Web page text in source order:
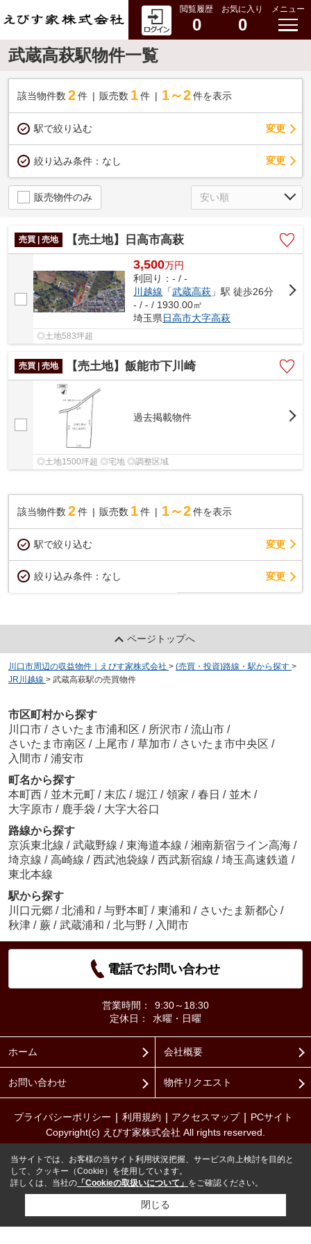
閲覧履歴
0
お気に入り
0
メニュー
武蔵高萩駅物件一覧
該当物件数 2件 販売数 1 件 1～2 件を表示
駅で絞り込む 変更
絞り込み条件： なし 変更
販売物件のみ
売買 | 売地 【売土地】日高市高萩
3,500万円
利回り：- / -
川越線 「武蔵高萩 」駅 徒歩26分
- / - / 1930.00㎡
埼玉県日高市大字高萩
◎土地583坪超
売買 | 売地 【売土地】飯能市下川崎
過去掲載物件
◎土地1500坪超 ◎宅地 ◎調整区域
該当物件数 2件 販売数 1 件 1～2 件を表示
駅で絞り込む 変更
絞り込み条件： なし 変更
ページトップへ
川口市周辺の収益物件｜えびす家株式会社 > (売買・投資)路線・駅から探す >
JR川越線 > 武蔵高萩駅の売買物件
市区町村から探す
川口市 / さいたま市浦和区 / 所沢市 / 流山市 /
さいたま市南区 / 上尾市 / 草加市 / さいたま市中央区 /
入間市 / 浦安市
町名から探す
本町西 / 並木元町 / 末広 / 堀江 / 領家 / 春日 / 並木 /
大字原市 / 鹿手袋 / 大字大谷口
路線から探す
京浜東北線 / 武蔵野線 / 東海道本線 / 湘南新宿ライン高海 /
埼京線 / 高崎線 / 西武池袋線 / 西武新宿線 / 埼玉高速鉄道 /
東北本線
駅から探す
川口元郷 / 北浦和 / 与野本町 / 東浦和 / さいたま新都心 /
秋津 / 蕨 / 武蔵浦和 / 北与野 / 入間市
電話でお問い合わせ
営業時間：
9:30～18:30
定休日：
水曜・日曜
ホーム 会社概要
お問い合わせ 物件リクエスト
プライバシーポリシー 利用規約 アクセスマップ
PCサイト
Copyright(c) えびす家株式会社 All rights reserved.
当サイトでは、お客様の当サイト利用状況把握、サービス向上検討を目的と
して、クッキー（Cookie）を使用しています。
詳しくは、当社の 「Cookieの取扱いについて」 をご確認ください。
閉じる